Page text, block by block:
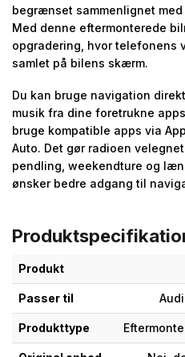
begrænset sammenlignet
Med denne eftermonterede
opgradering, hvor telefonens
samlet på bilens skærm.
Du kan bruge navigation
musik fra dine foretrukne
bruge kompatible apps via
Auto. Det gør radioen
pendling, weekendture og
ønsker bedre adgang til
Produkt
Passer til
Produkttype